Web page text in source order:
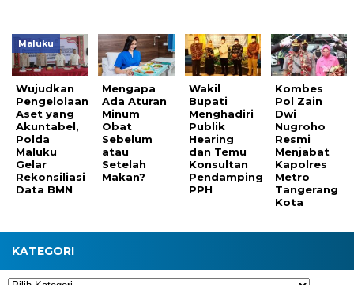
Maluku
Wujudkan
Pengelolaan
Aset yang
Akuntabel,
Polda
Maluku
Gelar
Rekonsiliasi
Data BMN
Mengapa
Ada Aturan
Minum
Obat
Sebelum
atau
Setelah
Makan?
Wakil
Bupati
Menghadiri
Publik
Hearing
dan Temu
Konsultan
Pendamping
PPH
Kombes
Pol Zain
Dwi
Nugroho
Resmi
Menjabat
Kapolres
Metro
Tangerang
Kota
KATEGORI